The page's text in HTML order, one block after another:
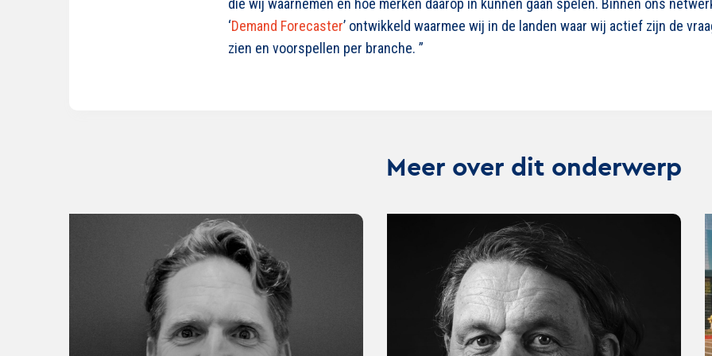
die wij waarnemen en hoe merken daarop in kunnen gaan spelen. Binnen ons
‘Demand Forecaster’ ontwikkeld waarmee wij in de landen waar wij actief zijn de
zien en voorspellen per branche. ”
Meer over dit onderwerp
merkmanagement
Lees
tips